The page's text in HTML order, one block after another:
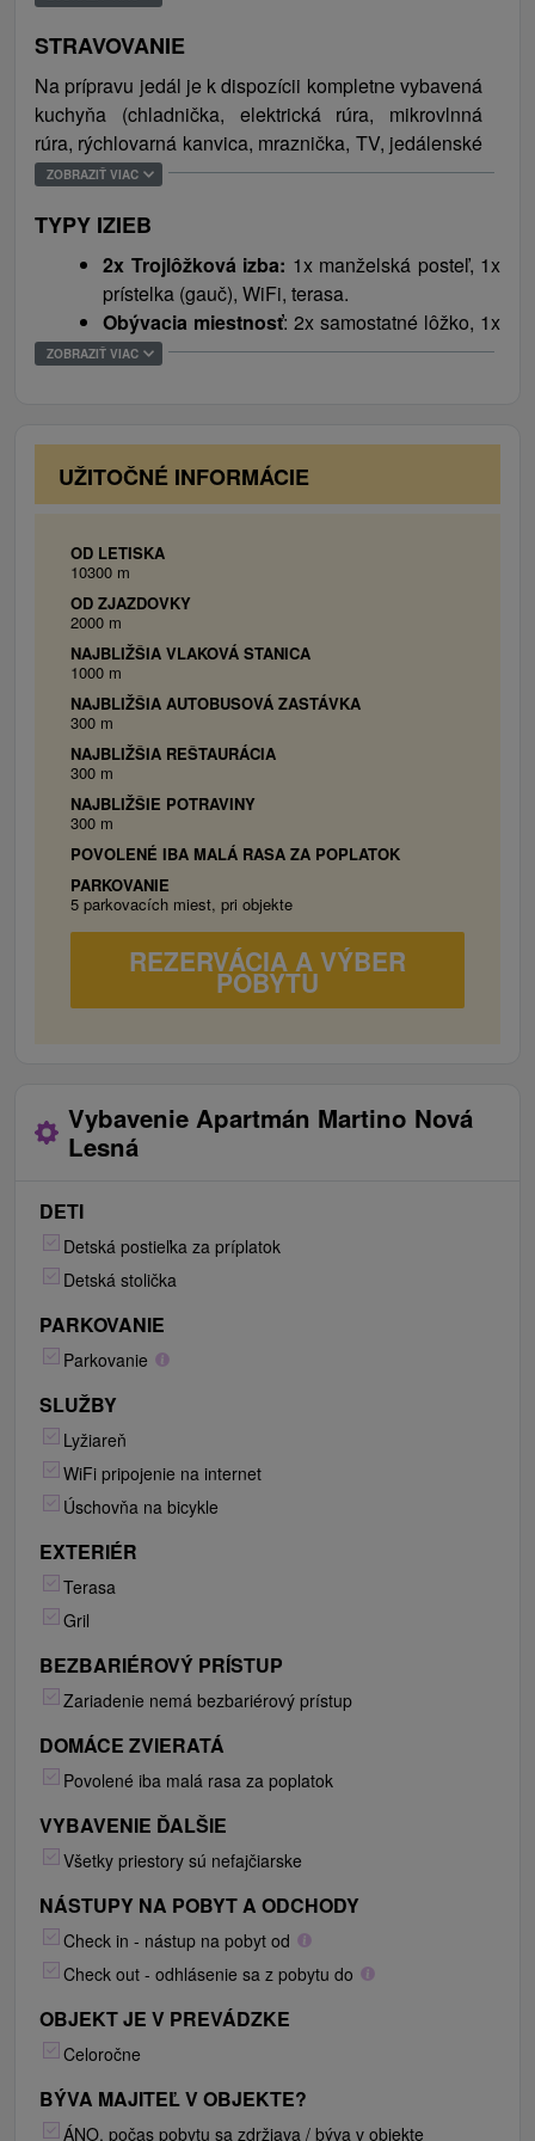
Lomnica alebo na Štrbskom Plese. Určite sa oplatí
vyskúšať adrenalínový splav na Dunajci alebo navštíviť
Demänovskú či Beliansku jaskyňu.
STRAVOVANIE
Na prípravu jedál je k dispozícii kompletne vybavená
kuchyňa (chladnička, elektrická rúra, mikrovlnná
rúra, rýchlovarná kanvica, mraznička, TV, jedálenské
sedenie, umývačka riadu, keramická varná doska).
300 m od ubytovania.
ZOBRAZIŤ VIAC
TYPY IZIEB
2x Trojlôžková izba: 1x manželská posteľ, 1x
prístelka (gauč), WiFi, terasa.
Obývacia miestnosť: 2x samostatné lôžko, 1x
prístelka (gauč), WiFi, terasa.
ZOBRAZIŤ VIAC
UŽITOČNÉ INFORMÁCIE
OD LETISKA
10300 m
OD ZJAZDOVKY
2000 m
NAJBLIŽŠIA VLAKOVÁ STANICA
1000 m
NAJBLIŽŠIA AUTOBUSOVÁ ZASTÁVKA
300 m
NAJBLIŽŠIA REŠTAURÁCIA
300 m
NAJBLIŽŠIE POTRAVINY
300 m
POVOLENÉ IBA MALÁ RASA ZA POPLATOK
PARKOVANIE
5 parkovacích miest, pri objekte
REZERVÁCIA A VÝBER
POBYTU
Vybavenie Apartmán Martino Nová
Lesná
DETI
Detská postieľka za príplatok
Detská stolička
PARKOVANIE
Parkovanie
SLUŽBY
Lyžiareň
WiFi pripojenie na internet
Úschovňa na bicykle
EXTERIÉR
Terasa
Gril
BEZBARIÉROVÝ PRÍSTUP
Zariadenie nemá bezbariérový prístup
DOMÁCE ZVIERATÁ
Povolené iba malá rasa za poplatok
VYBAVENIE ĎALŠIE
Všetky priestory sú nefajčiarske
NÁSTUPY NA POBYT A ODCHODY
Check in - nástup na pobyt od
Check out - odhlásenie sa z pobytu do
OBJEKT JE V PREVÁDZKE
Celoročne
BÝVA MAJITEĽ V OBJEKTE?
ÁNO, počas pobytu sa zdržiava / býva v objekte